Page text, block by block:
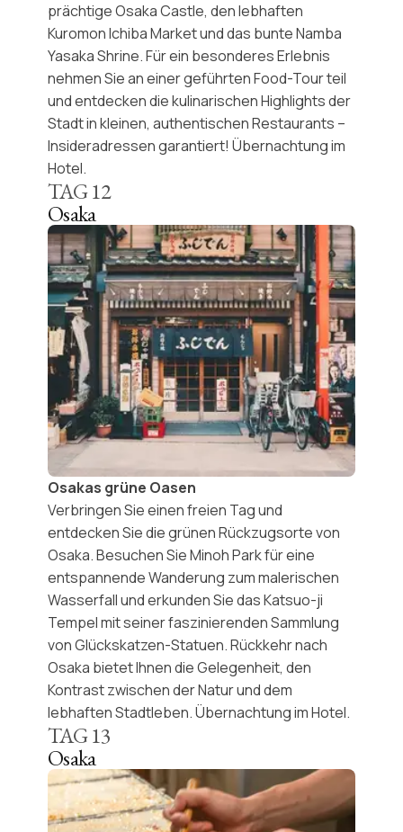
prächtigeOsaka Castle, den lebhaften
Kuromon Ichiba Marketund das bunteNamba
Yasaka Shrine. Für ein besonderes Erlebnis
nehmen Sie an einer geführten Food-Tour teil
und entdecken diekulinarischen Highlightsder
Stadt in kleinen, authentischen Restaurants –
Insideradressen garantiert! Übernachtung im
Hotel.
TAG12
Osaka
Osakas grüne Oasen
Verbringen Sie einen freien Tag und
entdecken Sie die grünen Rückzugsorte von
Osaka. Besuchen SieMinoh Parkfür eine
entspannende Wanderung zummalerischen
Wasserfallund erkunden Sie dasKatsuo-ji
Tempelmit seiner faszinierenden Sammlung
vonGlückskatzen-Statuen. Rückkehr nach
Osaka bietet Ihnen die Gelegenheit, den
Kontrast zwischender Natur und dem
lebhaften Stadtleben. Übernachtung im Hotel.
TAG13
Osaka